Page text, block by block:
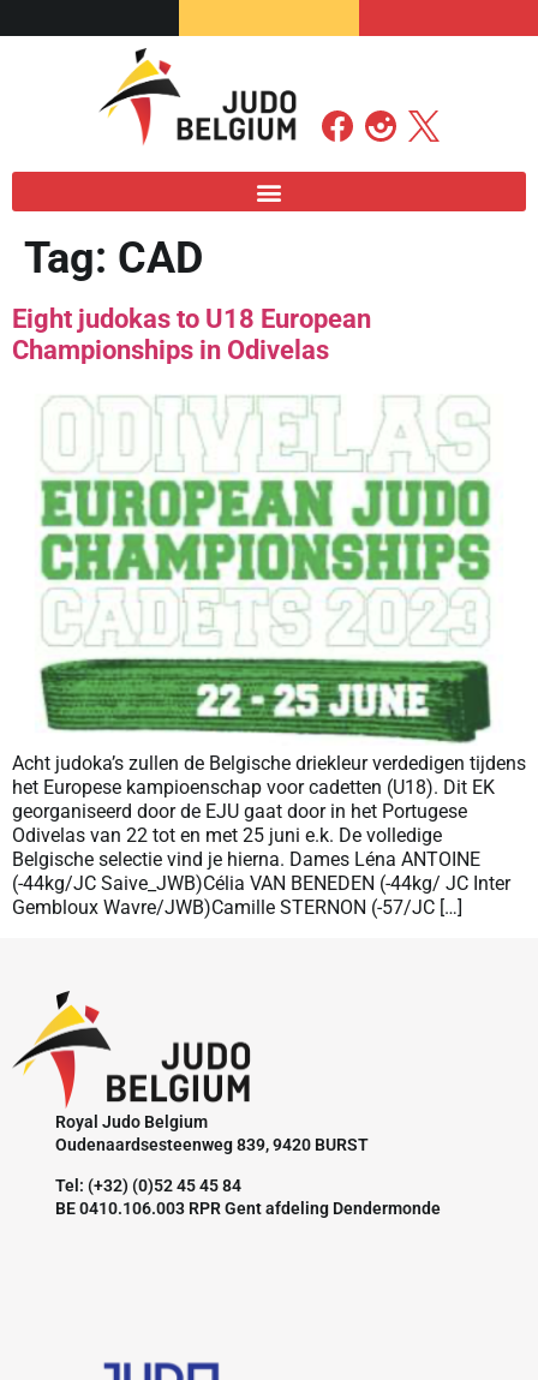
Tag: CAD
Eight judokas to U18 European
Championships in Odivelas
Acht judoka’s zullen de Belgische driekleur verdedigen tijdens
het Europese kampioenschap voor cadetten (U18). Dit EK
georganiseerd door de EJU gaat door in het Portugese
Odivelas van 22 tot en met 25 juni e.k. De volledige
Belgische selectie vind je hierna. Dames Léna ANTOINE
(-44kg/JC Saive_JWB)Célia VAN BENEDEN (-44kg/ JC Inter
Gembloux Wavre/JWB)Camille STERNON (-57/JC […]
Royal Judo Belgium
Oudenaardsesteenweg 839, 9420 BURST
Tel: (+32) (0)52 45 45 84
BE 0410.106.003 RPR Gent afdeling Dendermonde